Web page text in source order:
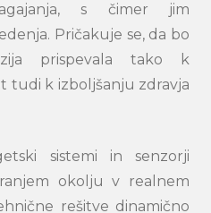
s čimer jim
Pričakuje se, da bo
prispevala tako k
tudi k izboljšanju zdravja
sistemi in senzorji
okolju v realnem
rešitve dinamično